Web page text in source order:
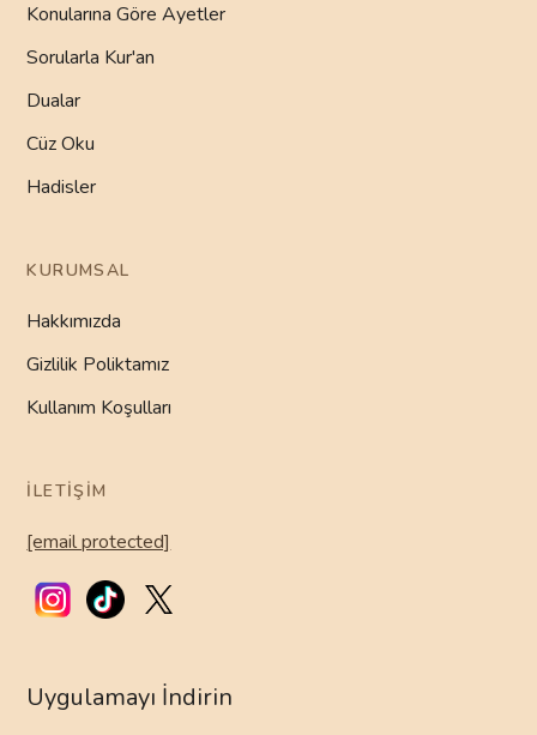
Konularına Göre Ayetler
Sorularla Kur'an
Dualar
Cüz Oku
Hadisler
KURUMSAL
Hakkımızda
Gizlilik Poliktamız
Kullanım Koşulları
İLETIŞIM
[email protected]
Uygulamayı İndirin